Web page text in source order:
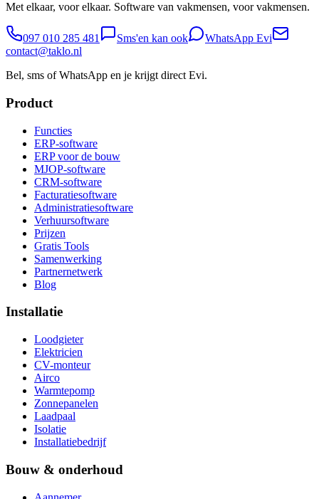
Met elkaar, voor elkaar. Software van vakmensen, voor vakmensen.
097 010 285 481 Sms'en kan ook
WhatsApp Evi
contact@taklo.nl
Bel, sms of WhatsApp en je krijgt direct Evi.
Product
Functies
ERP-software
ERP voor de bouw
MJOP-software
CRM-software
Facturatiesoftware
Administratiesoftware
Verhuursoftware
Prijzen
Gratis Tools
Samenwerking
Partnernetwerk
Blog
Installatie
Loodgieter
Elektricien
CV-monteur
Airco
Warmtepomp
Zonnepanelen
Laadpaal
Isolatie
Installatiebedrijf
Bouw & onderhoud